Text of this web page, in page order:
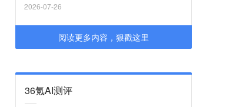
2026-07-26
阅读更多内容，狠戳这里
36氪AI测评